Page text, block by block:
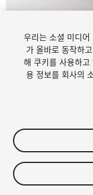
FREE
in
우리는 소셜 미디어
가 올바로 동작하
해 쿠키를 사용하
용 정보를 회사의